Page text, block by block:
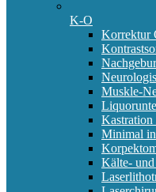
K-O
Korrektur
Muskle-
Kastration
Minimal
Kälte-